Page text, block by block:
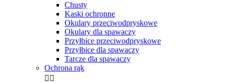
Chusty
Kaski ochronne
Okulary przeciwodpryskowe
Okulary dla spawaczy
Przyłbice przeciwodpryskowe
Przyłbice dla spawaczy
Tarcze dla spawaczy
Ochrona rąk
 